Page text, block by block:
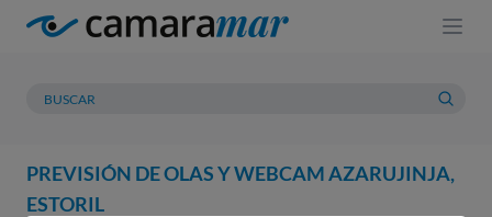
PREVISIÓN DE OLAS Y WEBCAM AZARUJINJA,
ESTORIL